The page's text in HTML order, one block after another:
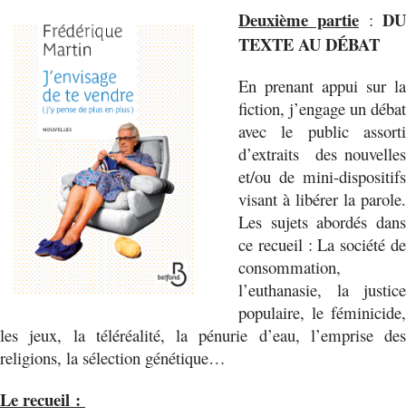
Deuxième partie : DU
TEXTE AU DÉBAT
En prenant appui sur la
fiction, j’engage un débat
avec le public assorti
d’extraits des nouvelles
et/ou de mini-dispositifs
visant à libérer la parole.
Les sujets abordés dans
ce recueil : La société de
consommation,
l’euthanasie, la justice
populaire, le féminicide,
les jeux, la téléréalité, la pénurie d’eau, l’emprise des
religions, la sélection génétique…
Le recueil :